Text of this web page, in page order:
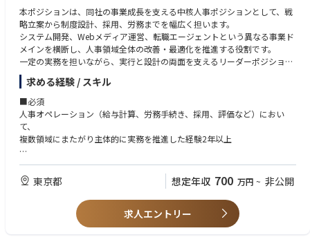
本ポジションは、同社の事業成長を支える中核人事ポジションとして、戦
略立案から制度設計、採用、労務までを幅広く担います。
システム開発、Webメディア運営、転職エージェントという異なる事業ド
メインを横断し、人事領域全体の改善・最適化を推進する役割です。
一定の実務を担いながら、実行と設計の両面を支えるリーダーポジション
を想定しております。
また、法務・総務領域には別途リーダーが配置されており、必要に応じて
連携・助言・調整などを担います。
【主な業務内容（実務兼務型）】
経営層と連携しながら、人事戦略の立案から採用・育成・制度運用までを
担うポジションです。
マネージャー候補としてご活躍いただきます。
■人事戦略・組織開発
└ 事業戦略に基づく人材戦略の立案・推進
└ 離職率改善や組織課題の分析、施策の企画・実行
求める経験 / スキル
■必須
人事オペレーション（給与計算、労務手続き、採用、評価など）におい
て、
複数領域にまたがり主体的に実務を推進した経験2年以上
■歓迎
・人事コンサルタントとして企業の人事制度や評価制度などの構築に関わ
ったことがある方
・人事業務全般を横断して携わった ・数名のマネジメント経験
東京都 想定年収 700 万円 ~ 非公開
求人エントリー